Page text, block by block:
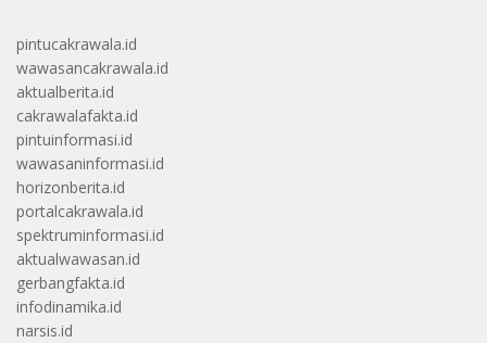
pintucakrawala.id
wawasancakrawala.id
aktualberita.id
cakrawalafakta.id
pintuinformasi.id
wawasaninformasi.id
horizonberita.id
portalcakrawala.id
spektruminformasi.id
aktualwawasan.id
gerbangfakta.id
infodinamika.id
narsis.id